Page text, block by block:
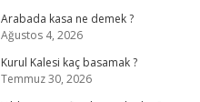
Arabada kasa ne demek ?
Ağustos 4, 2026
Kurul Kalesi kaç basamak ?
Temmuz 30, 2026